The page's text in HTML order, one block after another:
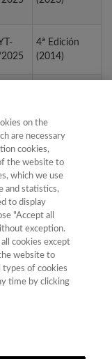
4ª Edición
(2014)
6ª Edición
(2019)
7ª Edición
(2021)
4 6
on the
are necessary
cookies,
the website to
which we use
and statistics,
to display
"Accept all
exception.
cookies except
website to
types of cookies
time by clicking